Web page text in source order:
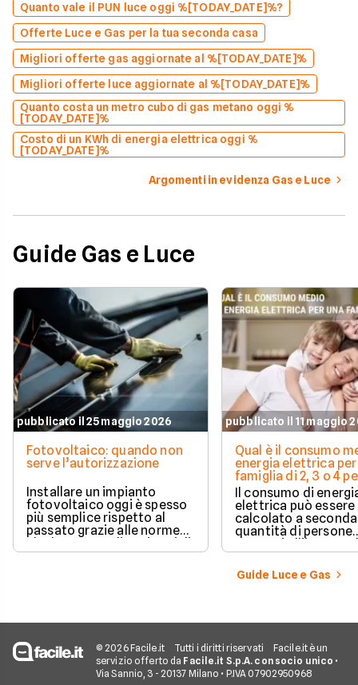
Quanto vale il PUN luce oggi %[TODAY_DATE]%?
Offerte Luce e Gas per la tua seconda casa
Migliori offerte gas aggiornate al %[TODAY_DATE]%
Migliori offerte luce aggiornate al %[TODAY_DATE]%
Quanto costa un metro cubo di gas metano oggi %
[TODAY_DATE]%
Costo di un KWh di energia elettrica oggi %
[TODAY_DATE]%
Argomenti in evidenza Gas e Luce
Guide Gas e Luce
pubblicato il 25 maggio 2026
Fotovoltaico: quando non
serve l’autorizzazione
Installare un impianto
fotovoltaico oggi è spesso
più semplice rispetto al
passato grazie alle norme
che hanno ampliato i casi di
edilizia libera.
pubblicato il 11 maggio
Qual è il consumo
energia elettrica per
famiglia di 2, 3 o 4
Il consumo di
elettrica può essere
calcolato a
quantità di persone
presenti all'interno
determinato
numerosi i fattori
influenzano questo
effettuare una
Guide Luce e Gas
© 2026 Facile.it Tutti i diritti riservati
Facile.it è un
servizio offerto da Facile.it S.p.A. con socio unico •
Via Sannio, 3 - 20137 Milano • P.IVA 07902950968